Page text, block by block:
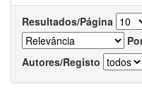
Resultados/Página
Autores/Registo